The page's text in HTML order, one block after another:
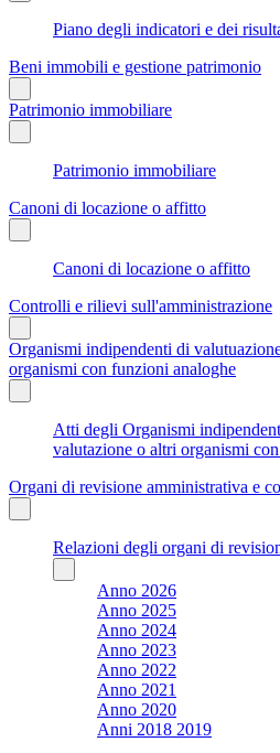
Piano degli indicatori e dei
Beni immobili e gestione patrimonio
Patrimonio immobiliare
Patrimonio immobiliare
Canoni di locazione o affitto
Canoni di locazione o affitto
Controlli e rilievi sull'amministrazione
Organismi indipendenti di
organismi con funzioni analoghe
Atti degli Organismi
valutazione o altri organismi
Organi di revisione amministrativa e
Relazioni degli organi di
Anno 2026
Anno 2025
Anno 2024
Anno 2023
Anno 2022
Anno 2021
Anno 2020
Anni 2018 2019